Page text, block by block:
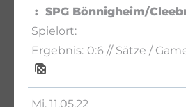
SPG Bönnigheim/
0:6 // Sätze /
Mi. 11.05.22